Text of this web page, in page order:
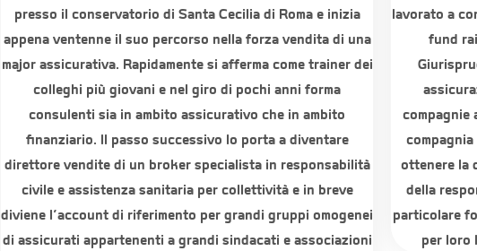
presso il conservatorio di Santa Cecilia di Roma e inizia
appena ventenne il suo percorso nella forza vendita di una
major assicurativa. Rapidamente si afferma come trainer dei
colleghi più giovani e nel giro di pochi anni forma
consulenti sia in ambito assicurativo che in ambito
finanziario. Il passo successivo lo porta a diventare
direttore vendite di un broker specialista in responsabilità
civile e assistenza sanitaria per collettività e in breve
diviene l’account di riferimento per grandi gruppi omogenei
di assicurati appartenenti a grandi sindacati e associazioni
lavorato a
fund
compagnie
ottenere la
della
particolare
per loro